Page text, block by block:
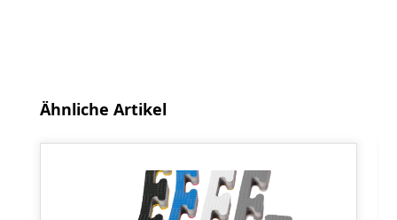
Produktgalerie überspringen
Ähnliche Artikel